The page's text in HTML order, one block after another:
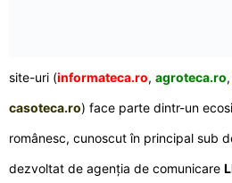
site-uri (informateca.ro, agroteca.ro,
casoteca.ro) face parte dintr-un
românesc, cunoscut în principal sub
dezvoltat de agenția de comunicare